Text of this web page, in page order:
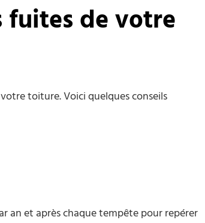
fuites de votre
toiture. Voici quelques conseils
an et après chaque tempête pour repérer